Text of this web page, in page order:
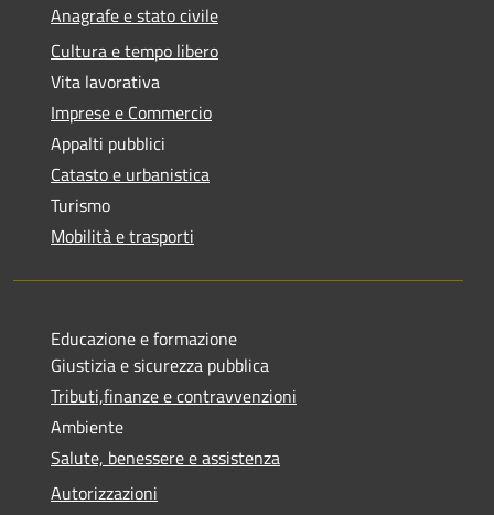
Anagrafe e stato civile
Cultura e tempo libero
Vita lavorativa
Imprese e Commercio
Appalti pubblici
Catasto e urbanistica
Turismo
Mobilità e trasporti
Educazione e formazione
Giustizia e sicurezza pubblica
Tributi,finanze e contravvenzioni
Ambiente
Salute, benessere e assistenza
Autorizzazioni